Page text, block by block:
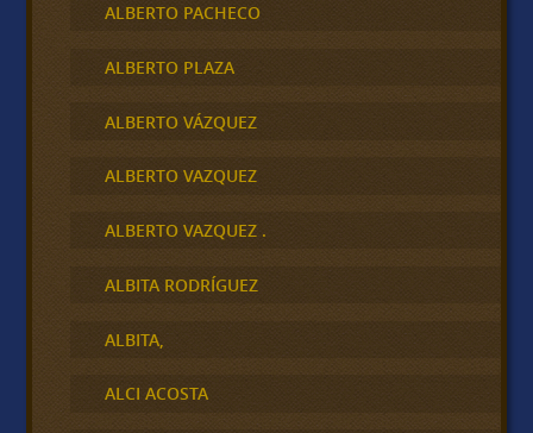
ALBERTO PACHECO
ALBERTO PLAZA
ALBERTO VÁZQUEZ
ALBERTO VAZQUEZ
ALBERTO VAZQUEZ .
ALBITA RODRÍGUEZ
ALBITA,
ALCI ACOSTA